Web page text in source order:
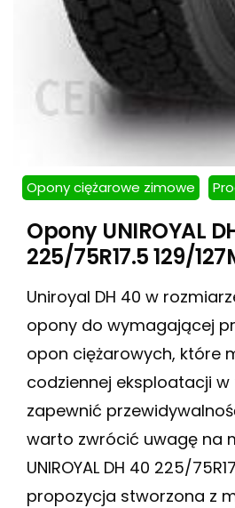
Opony ciężarowe zimowe
Opony UNIROYAL
225/75R17.5 129/
Uniroyal DH 40 w
opony do wymagającej
opon ciężarowych, które
codziennej eksploatacji
zapewnić
warto zwrócić uwagę na
UNIROYAL DH 40 225/
propozycja stworzona z